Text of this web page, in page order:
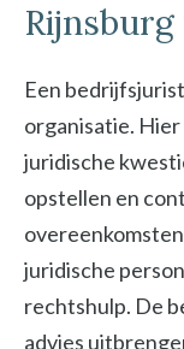
Rijnsburg
Een
organisatie.
juridische
opstellen en
juridische
rechtshulp. De
advies